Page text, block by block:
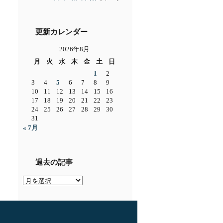
更新カレンダー
2026年8月
月
火 水 木 金 土
日
1
2
3
4 5 6 7 8
9
10
11 12 13 14 15
16
17
18 19 20 21 22
23
24
25 26 27 28 29
30
31
« 7月
過去の記事
過